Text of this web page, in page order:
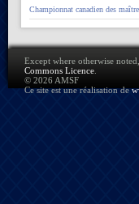
Championnat canadien des
Except where otherwise
Commons Licence
© 2026 AMSF
Ce site est une réalisation de